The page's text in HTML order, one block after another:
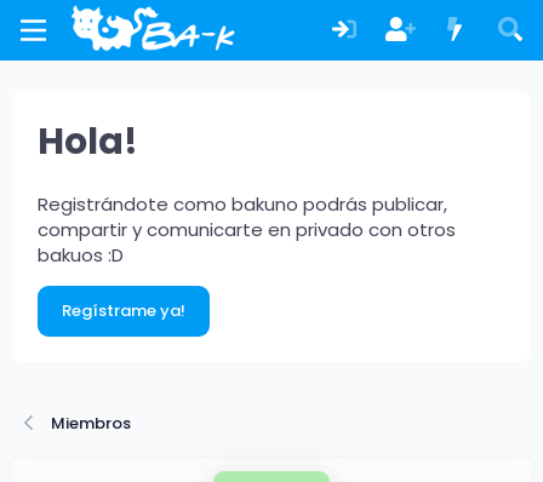
Hola!
Registrándote como bakuno podrás publicar,
compartir y comunicarte en privado con otros
bakuos :D
Regístrame ya!
Miembros